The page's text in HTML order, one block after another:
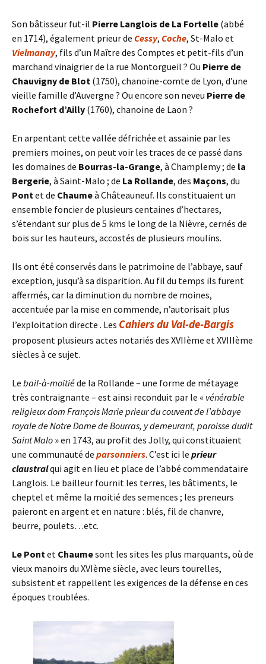
Son bâtisseur fut-il Pierre Langlois de La Fortelle (abbé
en 1714), également prieur de Cessy, Coche, St-Malo et
Vielmanay, fils d’un Maître des Comptes et petit-fils d’un
marchand vinaigrier de la rue Montorgueil ? Ou Pierre de
Chauvigny de Blot (1750), chanoine-comte de Lyon, d’une
vieille famille d’Auvergne ? Ou encore son neveu Pierre de
Rochefort d’Ailly (1760), chanoine de Laon ?
En arpentant cette vallée défrichée et assainie par les
premiers moines, on peut voir les traces de ce passé dans
les domaines de Bourras-la-Grange, à Champlemy ; de la
Bergerie, à Saint-Malo ; de La Rollande, des Maçons, du
Pont et de Chaumeà Châteauneuf. Ils constituaient un
ensemble foncier de plusieurs centaines d’hectares,
s’étendant sur plus de 5 kms le long de la Nièvre, cernés de
bois sur les hauteurs, accostés de plusieurs moulins.
Ils ont été conservés dans le patrimoine de l’abbaye, sauf
exception, jusqu’à sa disparition. Au fil du temps ils furent
affermés, car la diminution du nombre de moines,
accentuée par la mise en commende, n’autorisait plus
l’exploitation directe . Les Cahiers du Val-de-Bargis
proposent plusieurs actes notariés des XVIIème et XVIIIème
siècles à ce sujet.
Le bail-à-moitiéde la Rollande – une forme de métayage
très contraignante – est ainsi reconduit par le « vénérable
religieux dom François Marie prieur du couvent de l’abbaye
royale de Notre Dame de Bourras, y demeurant, paroisse dudit
Saint Malo » en 1743, au profit des Jolly, qui constituaient
une communauté de parsonniers. C’est ici le prieur
claustralqui agit en lieu et place de l’abbé commendataire
Langlois. Le bailleur fournit les terres, les bâtiments, le
cheptel et même la moitié des semences ; les preneurs
paieront en argent et en nature : blés, fil de chanvre,
beurre, poulets…etc.
Le Pont et Chaumesont les sites les plus marquants, où de
vieux manoirs du XVIème siècle, avec leurs tourelles,
subsistent et rappellent les exigences de la défense en ces
époques troublées.